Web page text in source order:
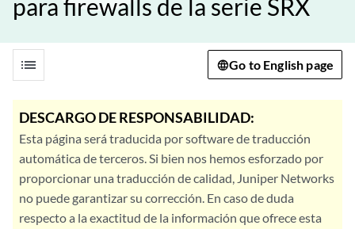
para firewalls de la serie SRX
list Go to English page
DESCARGO DE RESPONSABILIDAD:
Esta página será traducida por software de traducción
automática de terceros. Si bien nos hemos esforzado por
proporcionar una traducción de calidad, Juniper Networks
no puede garantizar su corrección. En caso de duda
respecto a la exactitud de la información que ofrece esta